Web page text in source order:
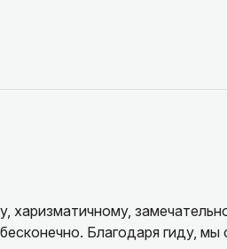
харизматичному,
Благодаря гиду, мы